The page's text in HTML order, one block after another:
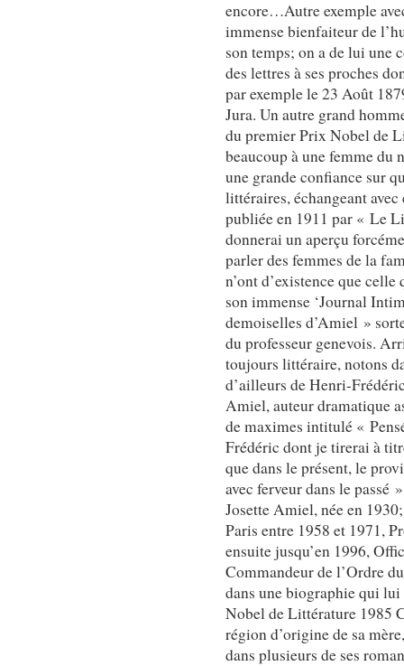
encore…Autre exemple
immense bienfaiteur de
son temps; on a de lui une
des lettres à ses proches
par exemple le 23 Août
Jura. Un autre grand
du premier Prix Nobel de
beaucoup à une femme
une grande confiance sur
littéraires, échangeant
publiée en 1911 par « Le
donnerai un aperçu
parler des femmes de la
n’ont d’existence que
son immense ‘Journal
demoiselles d’Amiel »
du professeur genevois.
toujours littéraire, notons
d’ailleurs de Henri-
Amiel, auteur dramatique
de maximes intitulé «
Frédéric dont je tirerai à
que dans le présent, le
avec ferveur dans le passé
Josette Amiel, née en
Paris entre 1958 et 1971,
ensuite jusqu’en 1996,
Commandeur de l’Ordre
dans une biographie qui
Nobel de Littérature 1985
région d’origine de sa
dans plusieurs de ses